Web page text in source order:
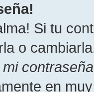
Si tu
o
contraseña
en